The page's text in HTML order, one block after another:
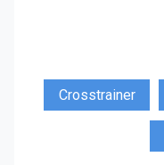
Crosstrainer